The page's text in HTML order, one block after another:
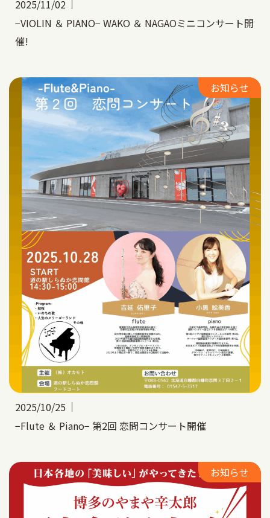
2025/11/02
−VIOLIN ＆ PIANO− WAKO ＆ NAGAOミニコンサート開
催!
お知らせ
2025/10/25
−Flute ＆ Piano− 第2回 恋問コンサート開催
お知らせ